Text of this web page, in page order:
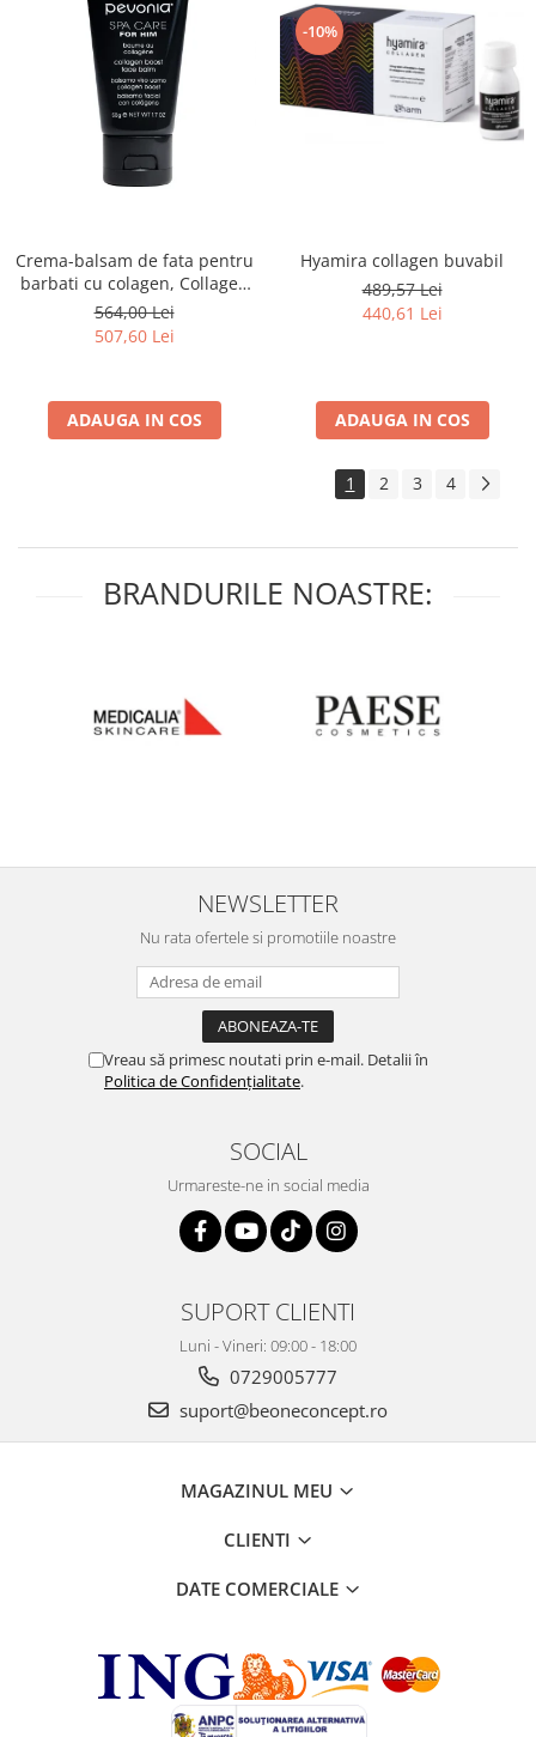
Crema-balsam de fata pentru
barbati cu colagen, Collagen
Boost Face Balm for Him -
50ml
564,00 Lei
507,60 Lei
ADAUGA IN COS
-10%
Hyamira collagen buvabil
489,57 Lei
440,61 Lei
ADAUGA IN COS
1 2 3 4
BRANDURILE NOASTRE:
NEWSLETTER
Nu rata ofertele si promotiile noastre
Vreau să primesc noutati prin e-mail. Detalii în
Politica de Confidențialitate.
SOCIAL
Urmareste-ne in social media
SUPORT CLIENTI
Luni - Vineri: 09:00 - 18:00
0729005777
suport@beoneconcept.ro
MAGAZINUL MEU
CLIENTI
DATE COMERCIALE